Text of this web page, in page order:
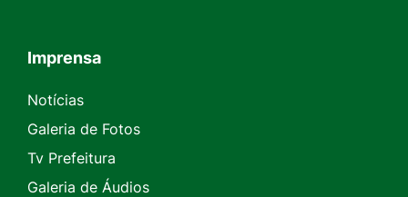
Seção do Rodapé e Contato
Imprensa
Notícias
Galeria de Fotos
Tv Prefeitura
Galeria de Áudios